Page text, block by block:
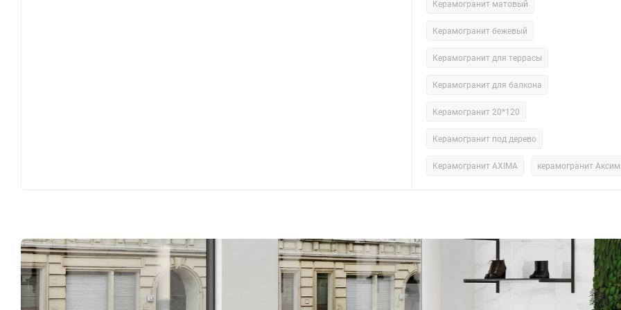
Керамогранит матовый
Керамогранит бежевый
Керамогранит для террасы
Керамогранит для балкона
Керамогранит 20*120
Керамогранит под дерево
Керамогранит AXIMA керамогранит